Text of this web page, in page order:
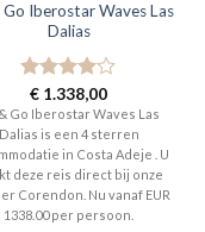
Go Iberostar Waves Las
Dalias
Gewaardeerd
4 uit 5
€ 1.338,00
Go Iberostar Waves Las
Dalias is een 4 sterren
in Costa Adeje . U
deze reis direct bij onze
Corendon. Nu vanaf EUR
1338.00 per persoon.